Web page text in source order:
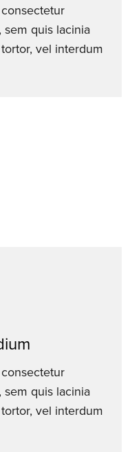
sem quis lacinia
vel interdum
sem quis lacinia
vel interdum